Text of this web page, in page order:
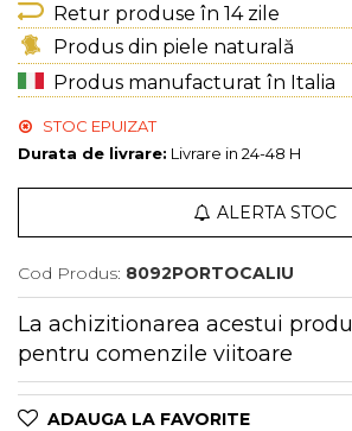
Genți Maro
Genți Multicolore
Genți Negre
Genți Portocalii
Genți Taupe
Genți Turcoaz
Genți Verzi
Retur produse în 14 zile
Produs din piele naturală
Produs manufacturat în Italia
STOC EPUIZAT
Durata de livrare: Livrare in 24-48 H
ALERTA STOC
Cod Produs: 8092PORTOCALIU
La achizitionarea acestui
pentru comenzile viitoare
ADAUGA LA FAVORITE